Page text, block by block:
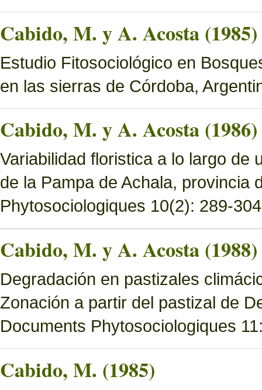
Cabido, M. y A. Acosta (1985)
Estudio Fitosociológico en
en las sierras de Córdoba,
Cabido, M. y A. Acosta (1986)
Variabilidad floristica a lo largo de
de la Pampa de Achala, provincia
Phytosociologiques 10(2): 289-304
Cabido, M. y A. Acosta (1988)
Degradación en pastizales
Zonación a partir del pastizal de
Documents Phytosociologiques
Cabido, M. (1985)